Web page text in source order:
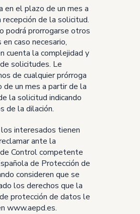
en el plazo de un mes a
de la solicitud.
podrá prorrogarse otros
caso necesario,
cuenta la complejidad y
solicitudes. Le
de cualquier prórroga
de un mes a partir de la
la solicitud indicando
de la dilación.
interesados tienen
ante la
Control competente
de Protección de
consideren que se
los derechos que la
protección de datos le
www.aepd.es.